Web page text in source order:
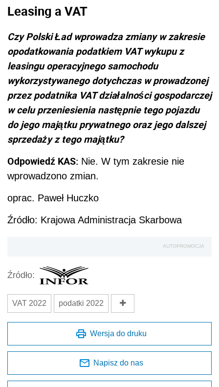
Leasing a VAT
Czy Polski Ład wprowadza zmiany w zakresie
opodatkowania podatkiem VAT wykupu z
leasingu operacyjnego samochodu
wykorzystywanego dotychczas w prowadzonej
przez podatnika VAT działalności gospodarczej
w celu przeniesienia następnie tego pojazdu
do jego majątku prywatnego oraz jego dalszej
sprzedaży z tego majątku?
Odpowiedź KAS: Nie. W tym zakresie nie
wprowadzono zmian.
oprac. Paweł Huczko
Źródło: Krajowa Administracja Skarbowa
AUTOPROMOCJA
Źródło:
VAT 2022 podatki 2022
Wersja do druku
Napisz do nas